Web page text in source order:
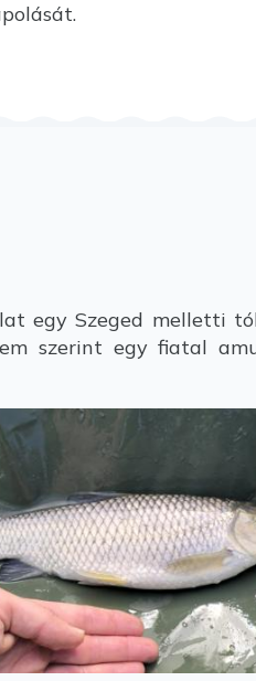
egy Szeged melletti
szerint egy fiatal